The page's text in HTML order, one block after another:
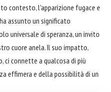
contesto, l'apparizione fugace e
assunto un significato
universale di speranza, un invito
cuore anela. Il suo impatto,
ci connette a qualcosa di più
effimera e della possibilità di un